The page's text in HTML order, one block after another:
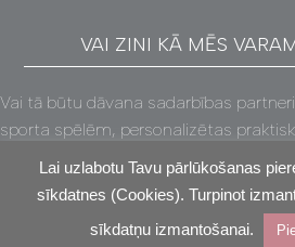
VAI ZINI KĀ MĒS
Vai tā būtu dāvana sadarbības
sporta spēlēm, personalizētas
– mēs atradīsim risinājumu tavām
Lai uzlabotu Tavu pārlūkošanas
sīkdatnes (Cookies). Turpinot
sīkdatņu izmantošanai.